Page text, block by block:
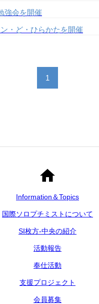
強会を開催
・ど・ひらかたを開催
1
Information＆Topics
国際ソロプチミストについて
SI枚方-中央の紹介
活動報告
奉仕活動
支援プロジェクト
会員募集